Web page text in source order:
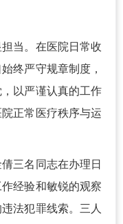
当。在医院日常收
终严守规章制度，
以严谨认真的工作
正常医疗秩序与运
三名同志在办理日
经验和敏锐的观察
法犯罪线索。三人